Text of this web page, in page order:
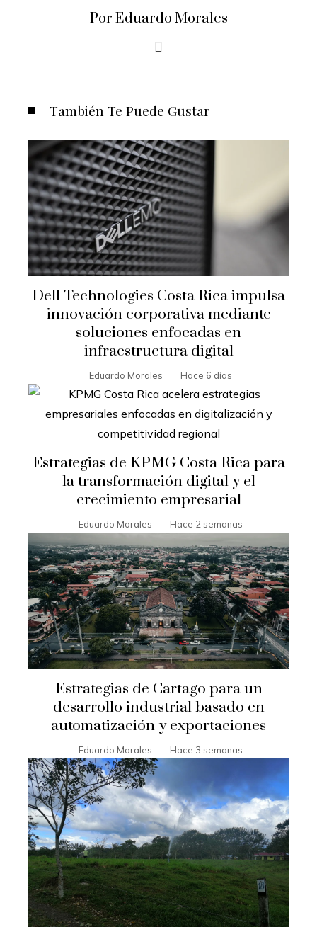
Por Eduardo Morales
También Te Puede Gustar
Dell Technologies Costa Rica impulsa
innovación corporativa mediante
soluciones enfocadas en
infraestructura digital
Eduardo Morales Hace 6 días
Estrategias de KPMG Costa Rica para
la transformación digital y el
crecimiento empresarial
Eduardo Morales Hace 2 semanas
Estrategias de Cartago para un
desarrollo industrial basado en
automatización y exportaciones
Eduardo Morales Hace 3 semanas